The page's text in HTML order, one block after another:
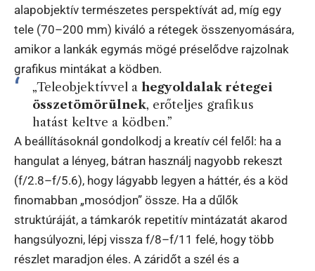
alapobjektív természetes perspektívát ad, míg egy
tele (70–200 mm) kiváló a rétegek összenyomására,
amikor a lankák egymás mögé préselődve rajzolnak
grafikus mintákat a ködben.
„Teleobjektívvel a hegyoldalak rétegei
összetömörülnek, erőteljes grafikus
hatást keltve a ködben.”
A beállításoknál gondolkodj a kreatív cél felől: ha a
hangulat a lényeg, bátran használj nagyobb rekeszt
(f/2.8–f/5.6), hogy lágyabb legyen a háttér, és a köd
finomabban „mosódjon” össze. Ha a dűlők
struktúráját, a támkarók repetitív mintázatát akarod
hangsúlyozni, lépj vissza f/8–f/11 felé, hogy több
részlet maradjon éles. A záridőt a szél és a